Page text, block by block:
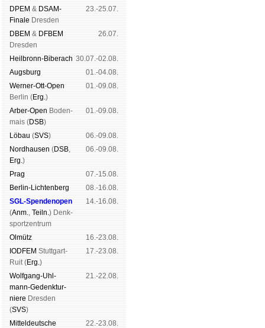
DPEM & DSAM-
Finale Dres­den
23.-25.07.
DBEM & DFBEM
Dres­den
26.07.
Heil­bronn-Bi­ber­ach 30.07.-02.08.
Augs­burg
01.-04.08.
Werner-Ott-Open
Ber­lin (Erg.)
01.-09.08.
Arber-Open Boden­
mais (DSB)
01.-09.08.
Lö­bau (SVS)
06.-09.08.
Nord­hau­sen (DSB,
Erg.)
06.-09.08.
Prag
07.-15.08.
Berlin-Lich­ten­berg
08.-16.08.
SGL-Spenden­open
(Anm., Teiln.) Denk­
sport­zen­trum
14.-16.08.
Ol­mütz
16.-23.08.
IODFEM Stutt­gart-
Ruit (Erg.)
17.-23.08.
Wolf­gang-Uhl­
mann-Ge­denk­tur­
niere Dres­den
(SVS)
21.-22.08.
Mit­tel­deu­tsche 22.-23.08.